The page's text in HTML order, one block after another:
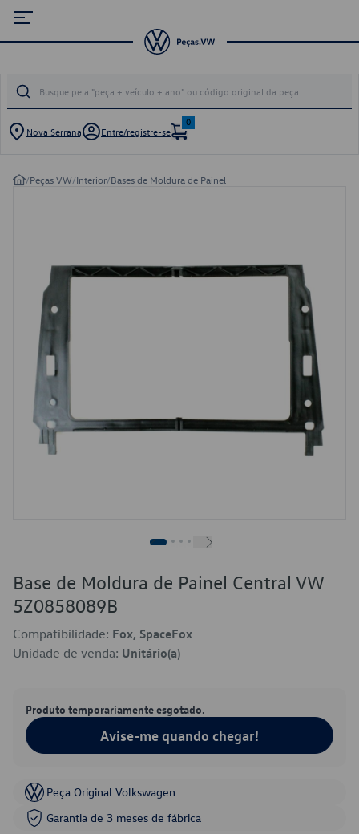
Nova Serrana Entre/registre-se
0
/Peças VW/Interior/Bases de Moldura de Painel
Base de Moldura de Painel Central VW
5Z0858089B
Compatibilidade: Fox, SpaceFox
Unidade de venda: Unitário(a)
Produto temporariamente esgotado.
Avise-me quando chegar!
Peça Original Volkswagen
Garantia de 3 meses de fábrica